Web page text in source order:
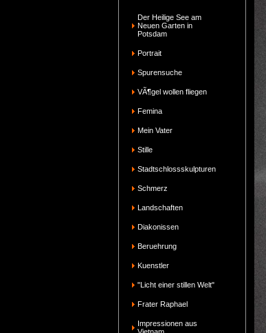
Der Heilige See am
Neuen Garten in
Potsdam
Portrait
Spurensuche
VÃ¶gel wollen fliegen
Femina
Mein Vater
Stille
Stadtschlossskulpturen
Schmerz
Landschaften
Diakonissen
Beruehrung
Kuenstler
"Licht einer stillen Welt"
Frater Raphael
Impressionen aus